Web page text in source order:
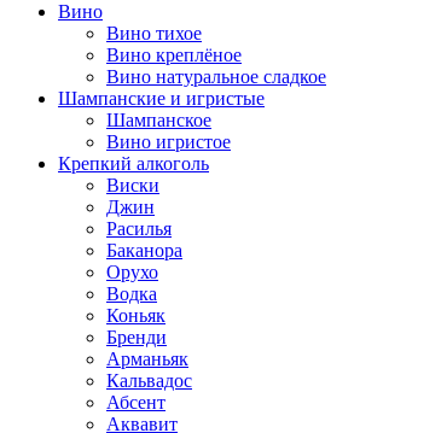
Вино
Вино тихое
Вино креплёное
Вино натуральное сладкое
Шампанские и игристые
Шампанское
Вино игристое
Крепкий алкоголь
Виски
Джин
Расилья
Баканора
Орухо
Водка
Коньяк
Бренди
Арманьяк
Кальвадос
Абсент
Аквавит